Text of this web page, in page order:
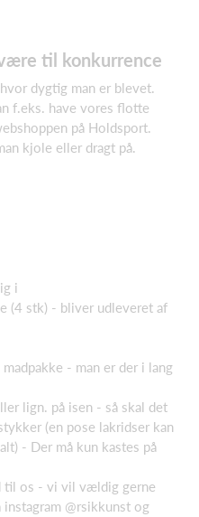
til konkurrence
dygtig man er blevet.
f.eks. have vores flotte
på Holdsport.
kjole eller dragt på.
i
(4 stk) - bliver udleveret af
- man er der i lang
lign. på isen - så skal det
(en pose lakridser kan
- Der må kun kastes på
til os - vi vil vældig gerne
@rsikkunst og